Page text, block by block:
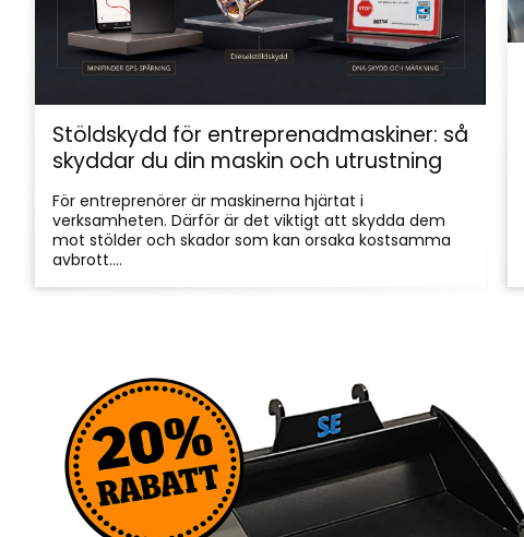
Stöldskydd för entreprenadmaskiner: så
skyddar du din maskin och utrustning
För entreprenörer är maskinerna hjärtat i
verksamheten. Därför är det viktigt att skydda dem
mot stölder och skador som kan orsaka kostsamma
avbrott....